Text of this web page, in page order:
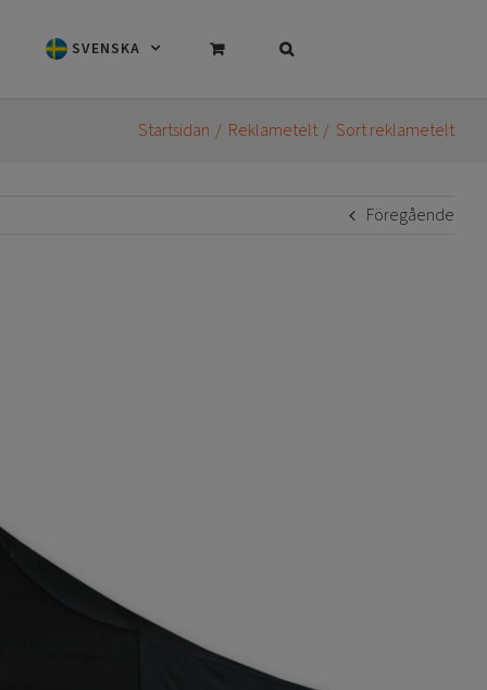
SVENSKA
Startsidan Reklametelt Sort reklametelt
Föregående